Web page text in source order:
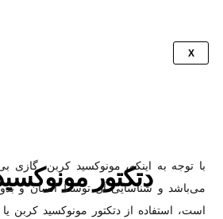
X
دتکتور
با توجه به اینکه، مونوکسید کربن،
می‌باشد و شناسایی آن توسط انسان و
است، استفاده از دتکتور مونوکسید کربن